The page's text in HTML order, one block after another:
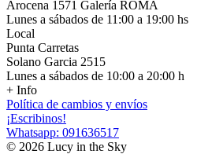
Arocena 1571 Galería ROMA
Lunes a sábados de 11:00 a 19:00 hs
Local
Punta Carretas
Solano Garcia 2515
Lunes a sábados de 10:00 a 20:00 h
+ Info
Política de cambios y envíos
¡Escribinos!
Whatsapp: 091636517
© 2026 Lucy in the Sky